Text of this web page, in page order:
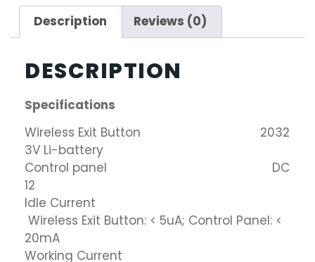
Description Reviews (0)
DESCRIPTION
Specifications
Wireless Exit Button 2032
3V Li-battery
Control panel DC
12
Idle Current
Wireless Exit Button: < 5uA; Control Panel: <
20mA
Working Current